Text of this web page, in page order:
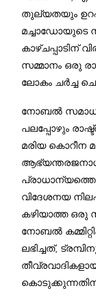
തുല്യതയും
മച്ചാഡോയുടെ
കാഴ്ചപ്പാടിന്
സമ്മാനം ഒരു
ലോകം ചർച്ച
നോബൽ
പലപ്പോഴും
മരിയ കൊറീന
വിദേശനയ
കഴിയാത്ത ഒരു
നോബൽ
ലഭിച്ചത്,